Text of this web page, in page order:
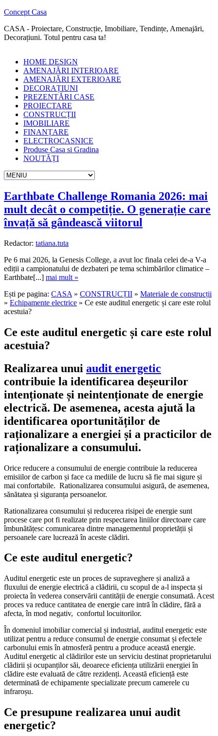
Concept Casa
CASA - Proiectare, Construcție, Imobiliare, Tendințe, Amenajări,
Decorațiuni. Totul pentru casa ta!
HOME DESIGN
AMENAJĂRI INTERIOARE
AMENAJĂRI EXTERIOARE
DECORAȚIUNI
PREZENTĂRI CASE
PROIECTARE
CONSTRUCȚII
IMOBILIARE
FINANȚARE
ELECTROCASNICE
Produse Casa si Gradina
NOUTĂȚI
Earthbate Challenge Romania 2026: mai
mult decât o competiție. O generație care
învață să gândească viitorul
Redactor: tatiana.tuta
Pe 6 mai 2026, la Genesis College, a avut loc finala celei de-a V-a
ediții a campionatului de dezbateri pe tema schimbărilor climatice –
Earthbate[...] mai mult »
Ești pe pagina: CASA » CONSTRUCȚII » Materiale de construcții
» Echipamente electrice » Ce este auditul energetic și care este rolul
acestuia?
Ce este auditul energetic și care este rolul
acestuia?
Realizarea unui audit energetic
contribuie la identificarea deșeurilor
intenționate și neintenționate de energie
electrică. De asemenea, acesta ajută la
identificarea oportunităților de
raționalizare a energiei și a practicilor de
raționalizare a consumului.
Orice reducere a consumului de energie contribuie la reducerea
emisiilor de carbon și face ca mediile de lucru să fie mai sigure și
mai confortabile. Rationalizarea consumului asigură, de asemenea,
sănătatea și siguranța persoanelor.
Rationalizarea consumului și reducerea risipei de energie sunt
procese care pot fi realizate prin respectarea liniilor directoare care
îmbunătățesc comunicarea dintre managementul proprietății și
persoanele care lucrează în aceste clădiri.
Ce este auditul energetic?
Auditul energetic este un proces de supraveghere și analiză a
fluxului de energie electrică a clădirii, cu scopul de a-l inspecta și
proiecta în vederea conservării cantității de energie consumată. Acest
proces va reduce cantitatea de energie care intră în clădire, fără a
afecta, în mod negativ, confortul locuitorilor.
În domeniul imobiliar comercial și industrial, auditul energetic este
utilizat pentru a reduce consumul de energie consumat și efectele
carbonului emis în atmosferă pentru a produce această energie.
Auditul energetic al clădirilor este un serviciu destinat proprietarului
clădirii și ocupanților săi, deoarece eficiența utilizării energiei în
clădire este evaluată de către rezidenți. Această eficiență este
determinată de echipamente specializate precum camerele cu
infraroșu.
Ce presupune realizarea unui audit
energetic?